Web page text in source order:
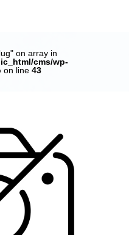
on array in
cms/wp-
on line 43